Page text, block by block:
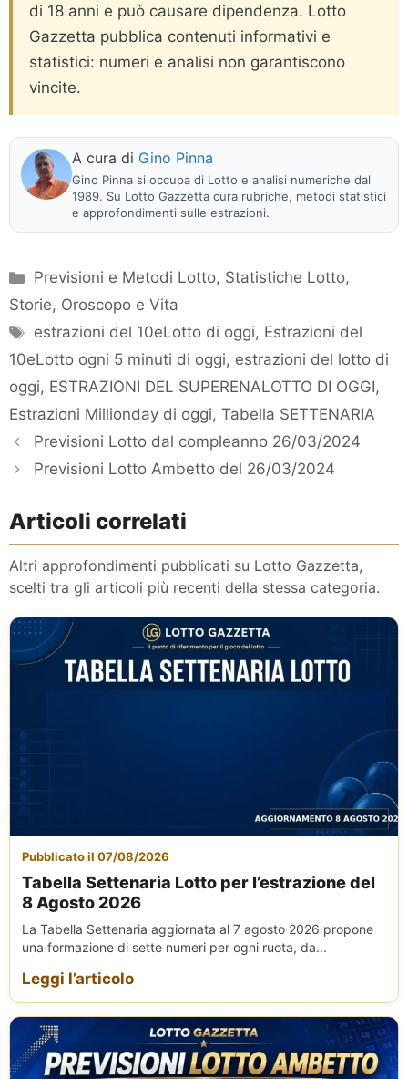
di 18 anni e può causare dipendenza. Lotto
Gazzetta pubblica contenuti informativi e
statistici: numeri e analisi non garantiscono
vincite.
A cura di Gino Pinna
Gino Pinna si occupa di Lotto e analisi numeriche dal
1989. Su Lotto Gazzetta cura rubriche, metodi statistici
e approfondimenti sulle estrazioni.
Categorie
Previsioni e Metodi Lotto, Statistiche Lotto,
Storie, Oroscopo e Vita
Tag
estrazioni del 10eLotto di oggi, Estrazioni del
10eLotto ogni 5 minuti di oggi, estrazioni del lotto di
oggi, ESTRAZIONI DEL SUPERENALOTTO DI OGGI,
Estrazioni Millionday di oggi, Tabella SETTENARIA
Previsioni Lotto dal compleanno 26/03/2024
Previsioni Lotto Ambetto del 26/03/2024
Articoli correlati
Altri approfondimenti pubblicati su Lotto Gazzetta,
scelti tra gli articoli più recenti della stessa categoria.
Pubblicato il 07/08/2026
Tabella Settenaria Lotto per l’estrazione del
8 Agosto 2026
La Tabella Settenaria aggiornata al 7 agosto 2026 propone
una formazione di sette numeri per ogni ruota, da...
Leggi l’articolo